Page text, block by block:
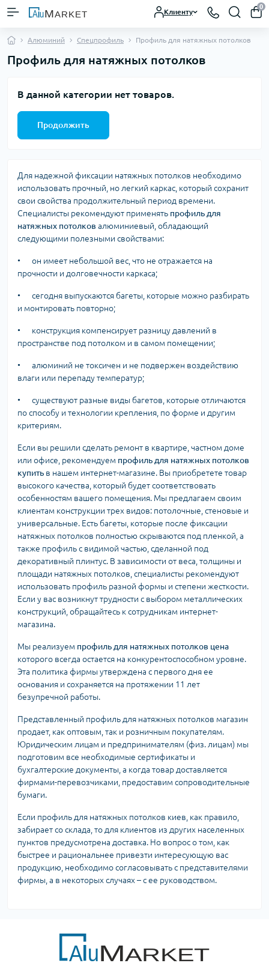
Клиенту
0
Алюминий Спецпрофиль Профиль для натяжных потолков
Профиль для натяжных потолков
В данной категории нет товаров.
Продолжить
Для надежной фиксации натяжных потолков необходимо
использовать прочный, но легкий каркас, который сохранит
свои свойства продолжительный период времени.
Специалисты рекомендуют применять профиль для
натяжных потолков алюминиевый, обладающий
следующими полезными свойствами:
•
он имеет небольшой вес, что не отражается на
прочности и долговечности каркаса;
•
сегодня выпускаются багеты, которые можно разбирать
и монтировать повторно;
•
конструкция компенсирует разницу давлений в
пространстве под потолком и в самом помещении;
•
алюминий не токсичен и не подвержен воздействию
влаги или перепаду температур;
•
существуют разные виды багетов, которые отличаются
по способу и технологии крепления, по форме и другим
критериям.
Если вы решили сделать ремонт в квартире, частном доме
или офисе, рекомендуем профиль для натяжных потолков
купить в нашем интернет-магазине. Вы приобретете товар
высокого качества, который будет соответствовать
особенностям вашего помещения. Мы предлагаем своим
клиентам конструкции трех видов: потолочные, стеновые и
универсальные. Есть багеты, которые после фиксации
натяжных потолков полностью скрываются под пленкой, а
также профиль с видимой частью, сделанной под
декоративный плинтус. В зависимости от веса, толщины и
площади натяжных потолков, специалисты рекомендуют
использовать профиль разной формы и степени жесткости.
Если у вас возникнут трудности с выбором металлических
конструкций, обращайтесь к сотрудникам интернет-
магазина.
Мы реализуем профиль для натяжных потолков цена
которого всегда остается на конкурентоспособном уровне.
Эта политика фирмы утверждена с первого дня ее
основания и сохраняется на протяжении 11 лет
безупречной работы.
Представленный профиль для натяжных потолков магазин
продает, как оптовым, так и розничным покупателям.
Юридическим лицам и предпринимателям (физ. лицам) мы
подготовим все необходимые сертификаты и
бухгалтерские документы, а когда товар доставляется
фирмами-перевозчиками, предоставим сопроводительные
бумаги.
Если профиль для натяжных потолков киев, как правило,
забирает со склада, то для клиентов из других населенных
пунктов предусмотрена доставка. Но вопрос о том, как
быстрее и рациональнее привезти интересующую вас
продукцию, необходимо согласовывать с представителями
фирмы, а в некоторых случаях – с ее руководством.